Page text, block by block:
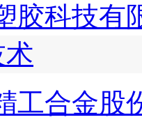
胶科技有
工合金股